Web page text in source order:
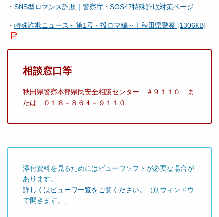
・ SNS型ロマンス詐欺｜警察庁・SOS47特殊詐欺対策ページ
・ 特殊詐欺ニュース～第1号・投ロマ編～｜秋田県警察 [1306KB]
相談窓口等
秋田県警察本部県民安全相談センター ＃９１１０ ま
たは ０１８－８６４－９１１０
添付資料を見るためにはビューワソフトが必要な場合が
あります。
詳しくはビューワ一覧をご覧ください。
（別ウィンドウ
で開きます。）